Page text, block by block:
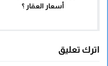
أسعار العقار ؟
اترك تعليق